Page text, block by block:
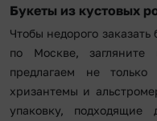
Букеты из кустовых
Чтобы недорого заказать
по Москве, загляните
предлагаем не
хризантемы и
упаковку, подходящие